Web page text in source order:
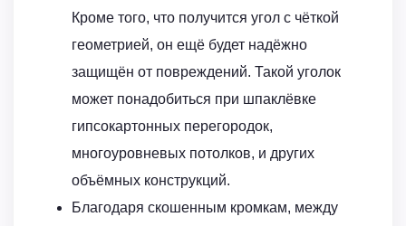
Кроме того, что получится угол с чёткой
геометрией, он ещё будет надёжно
защищён от повреждений. Такой уголок
может понадобиться при шпаклёвке
гипсокартонных перегородок,
многоуровневых потолков, и других
объёмных конструкций.
Благодаря скошенным кромкам, между